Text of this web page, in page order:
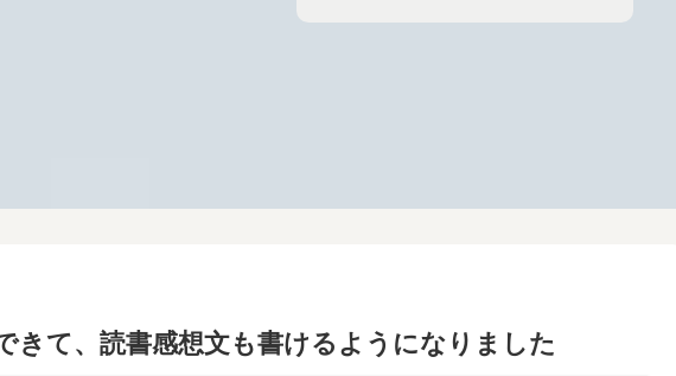
きて、読書感想文も書けるようになりました